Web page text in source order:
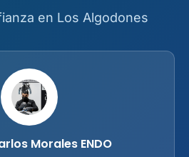
en Los Algodones
Morales ENDO